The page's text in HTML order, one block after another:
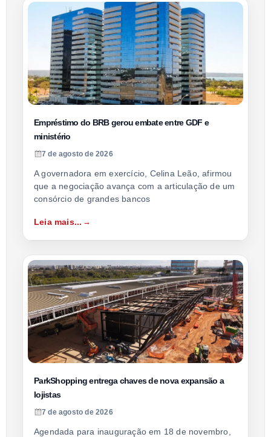
Empréstimo do BRB gerou embate entre GDF e
ministério
7 de agosto de 2026
A governadora em exercício, Celina Leão, afirmou
que a negociação avança com a articulação de um
consórcio de grandes bancos
Leia mais...
ParkShopping entrega chaves de nova expansão a
lojistas
7 de agosto de 2026
Agendada para inauguração em 18 de novembro,